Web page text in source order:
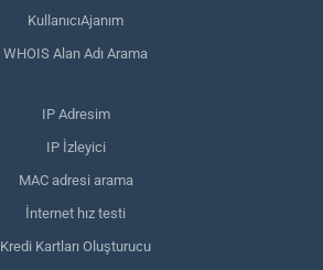
KullanıcıAjanım
WHOIS Alan Adı Arama
IP Adresim
IP İzleyici
MAC adresi arama
İnternet hız testi
Kredi Kartları Oluşturucu